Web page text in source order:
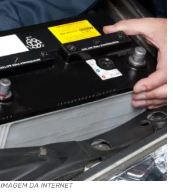
IMAGEM DA INTERNET